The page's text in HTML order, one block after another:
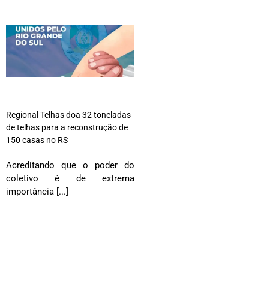
Regional Telhas doa 32 toneladas
de telhas para a reconstrução de
150 casas no RS
Acreditando que o poder do
coletivo é de extrema
importância [...]